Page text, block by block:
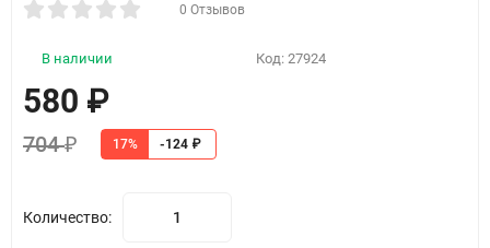
0 Отзывов
В наличии Код: 27924
580 ₽
704₽ 17% -124 ₽
Количество: